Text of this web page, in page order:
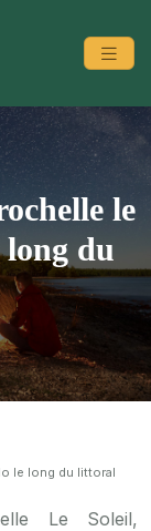
le
long du
le long du littoral